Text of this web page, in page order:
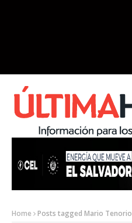
Home Posts tagged Mario Tenorio